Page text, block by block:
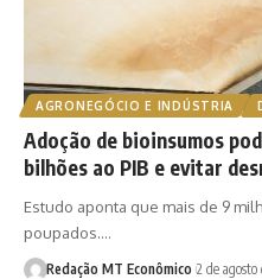
AGRONEGÓCIO E INDÚSTRIA
Adoção de bioinsumos
bilhões ao PIB e evitar
Estudo aponta que mais de 9
poupados.…
Redação MT Econômico 2 de agosto